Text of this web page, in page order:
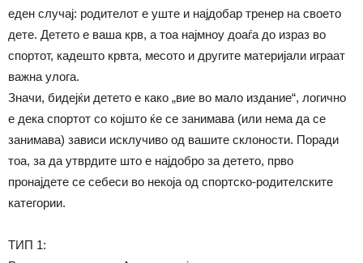
еден случај: родителот е уште и најдобар тренер на своето
дете. Детето е ваша крв, а тоа најмноу доаѓа до израз во
спортот, кадешто крвта, месото и другите материјали играат
важна улога.
Значи, бидејќи детето е како „вие во мало издание“, логично
е дека спортот со којшто ќе се занимава (или нема да се
занимава) зависи исклучиво од вашите склоности. Поради
тоа, за да утврдите што е најдобро за детето, прво
пронајдете се себеси во некоја од спортско-родителските
категории.
ТИП 1: